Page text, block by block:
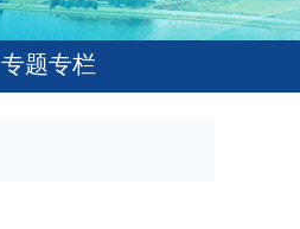
专题专栏